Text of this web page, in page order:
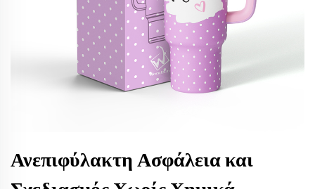
Ανεπιφύλακτη Ασφάλεια και